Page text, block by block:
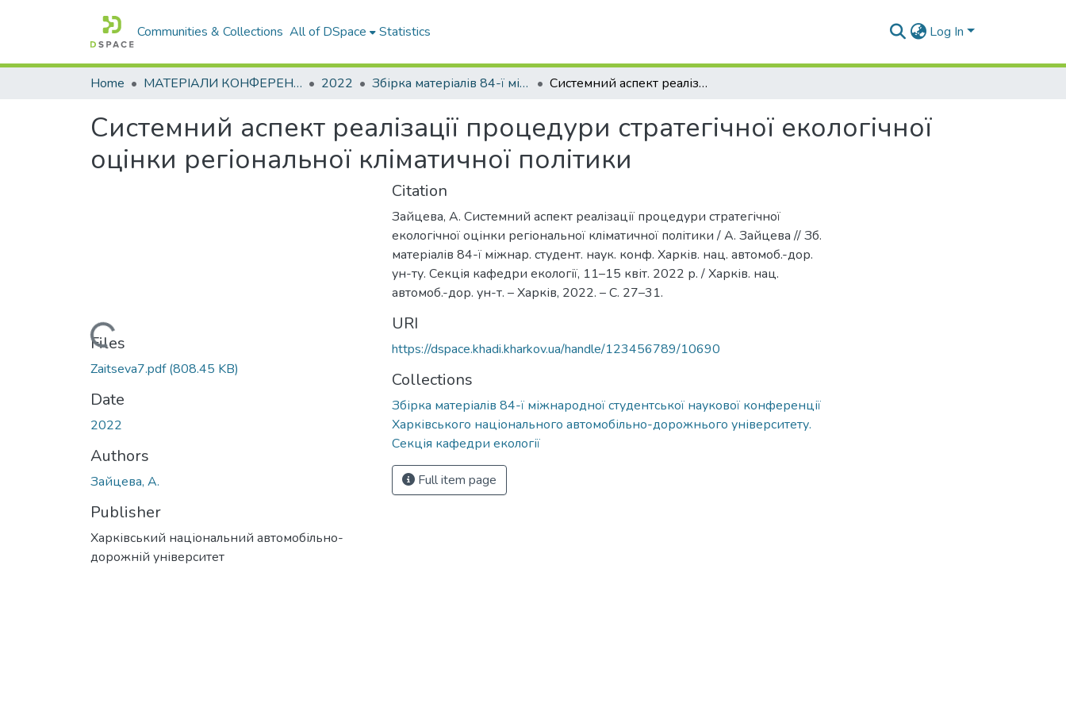
Communities & Collections All of DSpace Statistics Log In
Home МАТЕРІАЛИ КОНФЕРЕНЦІЙ 2022 Збірка матеріалів 84-ї міжнародної студентської наукової конференції Харківського національного автомобільно-дорожнього університету. Секція кафедри екології Системний аспект реалізації процедури стратегічної екологічної оцінки регіональної кліматичної політики
Системний аспект реалізації процедури стратегічної екологічної
оцінки регіональної кліматичної політики
Loading...
Files
Zaitseva7.pdf(808.45 KB)
Date
2022
Authors
Зайцева, А.
Publisher
Харківський національний автомобільно-
дорожній університет
Citation
Зайцева, А. Системний аспект реалізації процедури стратегічної
екологічної оцінки регіональної кліматичної політики / А. Зайцева // Зб.
матеріалів 84-ї міжнар. студент. наук. конф. Харків. нац. автомоб.-дор.
ун-ту. Секція кафедри екології, 11–15 квіт. 2022 р. / Харків. нац.
автомоб.-дор. ун-т. – Харків, 2022. – С. 27–31.
URI
https://dspace.khadi.kharkov.ua/handle/123456789/10690
Collections
Збірка матеріалів 84-ї міжнародної студентської наукової конференції
Харківського національного автомобільно-дорожнього університету.
Секція кафедри екології
Full item page